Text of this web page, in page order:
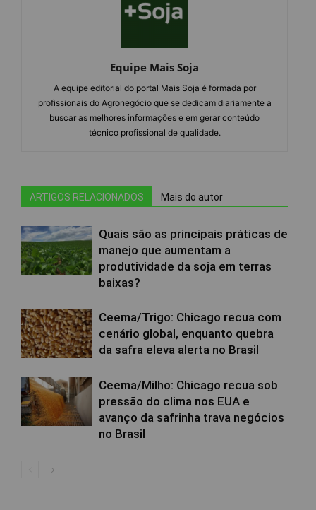
Equipe Mais Soja
A equipe editorial do portal Mais Soja é formada por
profissionais do Agronegócio que se dedicam diariamente a
buscar as melhores informações e em gerar conteúdo
técnico profissional de qualidade.
ARTIGOS RELACIONADOS Mais do autor
Quais são as principais práticas de
manejo que aumentam a
produtividade da soja em terras
baixas?
Ceema/Trigo: Chicago recua com
cenário global, enquanto quebra
da safra eleva alerta no Brasil
Ceema/Milho: Chicago recua sob
pressão do clima nos EUA e
avanço da safrinha trava negócios
no Brasil